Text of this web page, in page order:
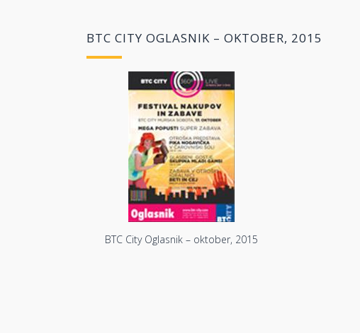
BTC CITY OGLASNIK – OKTOBER, 2015
BTC City Oglasnik – oktober, 2015